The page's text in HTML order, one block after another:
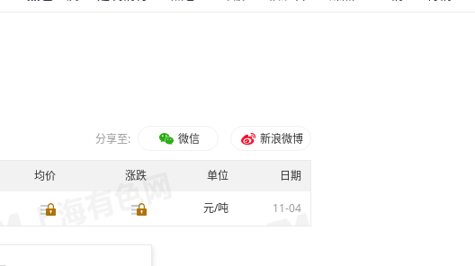
分享至: 微信 新浪微博
均价 涨跌 单位 日期
元/吨 11-04